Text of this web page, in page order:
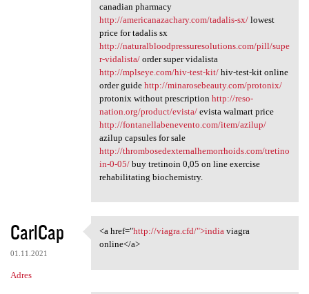
canadian pharmacy
http://americanazachary.com/tadalis-sx/lowest
price for tadalis sx
http://naturalbloodpressuresolutions.com/pill/supe
r-vidalista/order super vidalista
http://mplseye.com/hiv-test-kit/hiv-test-kit online
order guide http://minarosebeauty.com/protonix/
protonix without prescription http://reso-
nation.org/product/evista/evista walmart price
http://fontanellabenevento.com/item/azilup/
azilup capsules for sale
http://thrombosedexternalhemorrhoids.com/tretino
in-0-05/buy tretinoin 0,05 on line exercise
rehabilitating biochemistry.
CarlCap
01.11.2021
Adres
<a href="http://viagra.cfd/"
<a href="http://viagra.cfd/">indiaviagra
online</a>